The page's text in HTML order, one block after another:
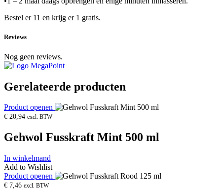
Bestel er 11 en krijg er 1 gratis.
Reviews
Nog geen reviews.
Gerelateerde producten
Product openen
€ 20,94 excl. BTW
Gehwol Fusskraft Mint 500 ml
In winkelmand
Add to Wishlist
Product openen
€ 7,46 excl. BTW